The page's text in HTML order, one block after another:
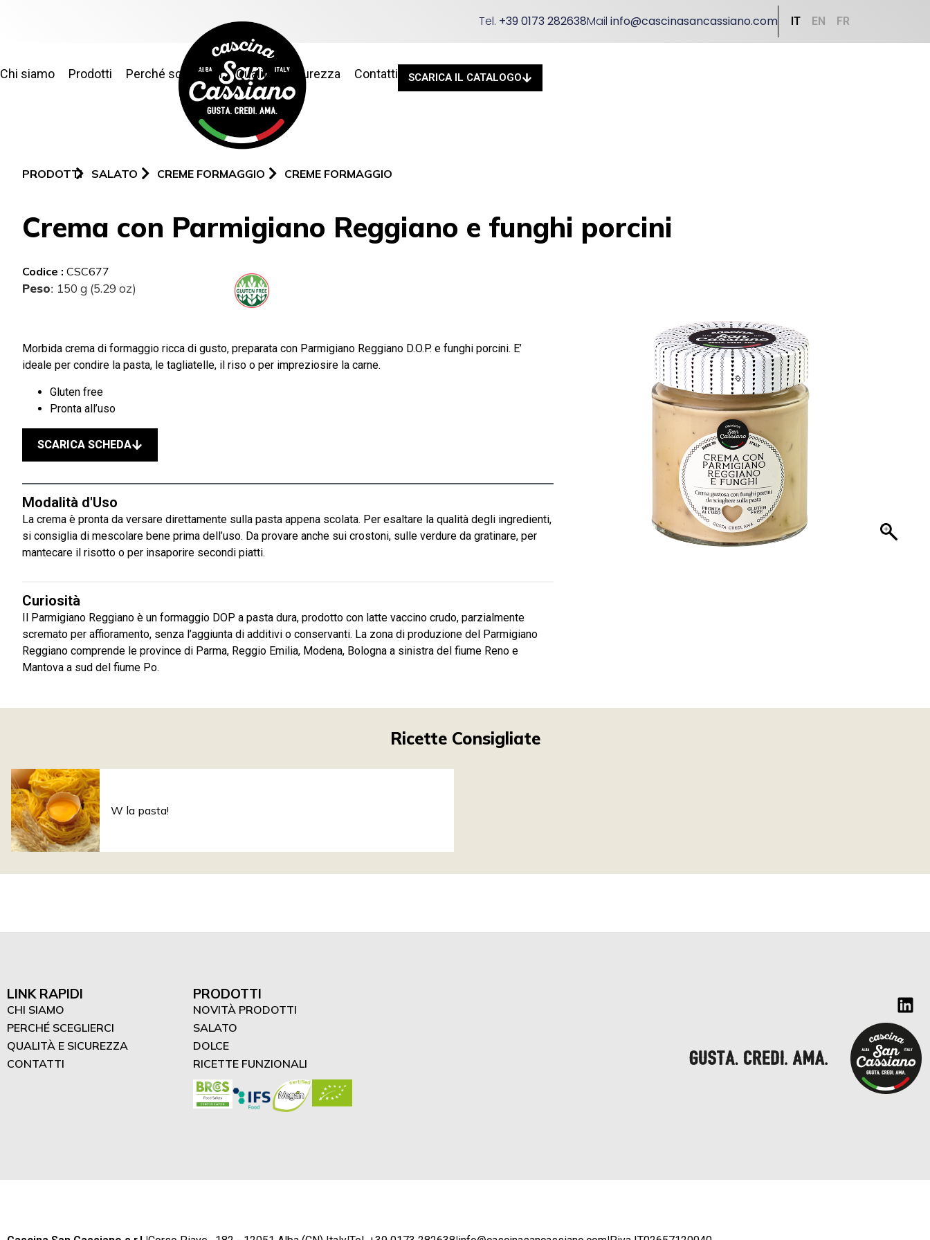
Tel. +39 0173 282638Mailinfo@cascinasancassiano.com IT EN FR
Chi siamo Prodotti Perché sceglierci Qualità e sicurezza Contatti SCARICA IL CATALOGO
PRODOTTI SALATO CREME FORMAGGIO CREME FORMAGGIO
Crema con Parmigiano Reggiano e funghi porcini
Codice : CSC677
Peso: 150 g (5.29 oz)
Morbida crema di formaggio ricca di gusto, preparata con Parmigiano Reggiano D.O.P. e funghi porcini. E’
ideale per condire la pasta, le tagliatelle, il riso o per impreziosire la carne.
Gluten free
Pronta all’uso
SCARICA SCHEDA
Modalità d'Uso
La crema è pronta da versare direttamente sulla pasta appena scolata. Per esaltare la qualità degli ingredienti,
si consiglia di mescolare bene prima dell’uso. Da provare anche sui crostoni, sulle verdure da gratinare, per
mantecare il risotto o per insaporire secondi piatti.
Curiosità
Il Parmigiano Reggiano è un formaggio DOP a pasta dura, prodotto con latte vaccino crudo, parzialmente
scremato per affioramento, senza l’aggiunta di additivi o conservanti. La zona di produzione del Parmigiano
Reggiano comprende le province di Parma, Reggio Emilia, Modena, Bologna a sinistra del fiume Reno e
Mantova a sud del fiume Po.
Ricette Consigliate
W la pasta!
LINK RAPIDI
CHI SIAMO
PERCHÉ SCEGLIERCI
QUALITÀ E SICUREZZA
CONTATTI
PRODOTTI
NOVITÀ PRODOTTI
SALATO
DOLCE
RICETTE FUNZIONALI